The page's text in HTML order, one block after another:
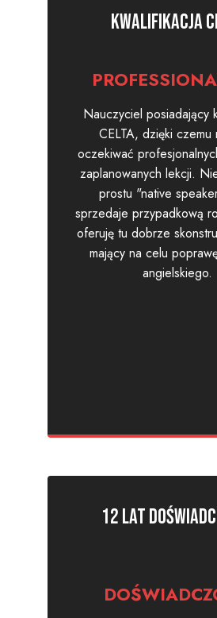
Kwalifikacja
Nauczyciel posiadający
CELTA, dzięki czemu
oczekiwać
zaplanowanych lekcji.
prostu "native
sprzedaje przypadkową
oferuję tu dobrze
mający na celu
angielskiego.
12 lat